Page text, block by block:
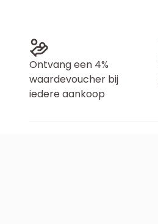
Ontvang een 4%
waardevoucher bij
iedere aankoop